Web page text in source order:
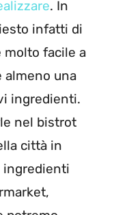
. In
infatti di
molto facile a
almeno una
ingredienti.
nel bistrot
città in
ingredienti